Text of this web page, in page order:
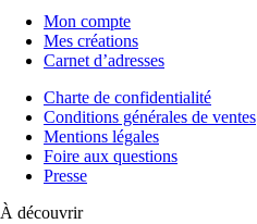
Mon compte
Mes créations
Carnet d’adresses
Charte de confidentialité
Conditions générales de ventes
Mentions légales
Foire aux questions
Presse
À découvrir